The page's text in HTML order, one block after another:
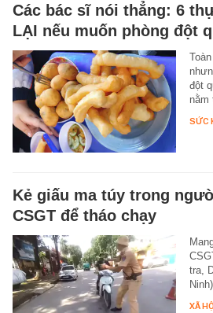
Các bác sĩ nói thẳng: 6
LẠI nếu muốn phòng đột
đột
nằm
SỨC
Kẻ giấu ma túy trong
CSGT để tháo chạy
tra,
XÃ